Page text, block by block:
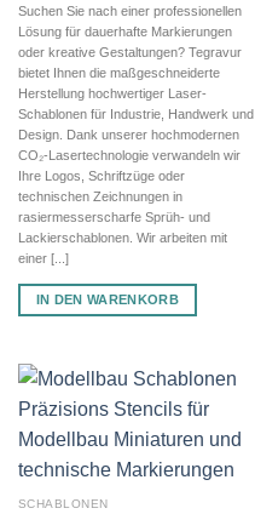
Suchen Sie nach einer professionellen
Lösung für dauerhafte Markierungen
oder kreative Gestaltungen? Tegravur
bietet Ihnen die maßgeschneiderte
Herstellung hochwertiger Laser-
Schablonen für Industrie, Handwerk und
Design. Dank unserer hochmodernen
CO₂-Lasertechnologie verwandeln wir
Ihre Logos, Schriftzüge oder
technischen Zeichnungen in
rasiermesserscharfe Sprüh- und
Lackierschablonen. Wir arbeiten mit
einer [...]
IN DEN WARENKORB
SCHABLONEN